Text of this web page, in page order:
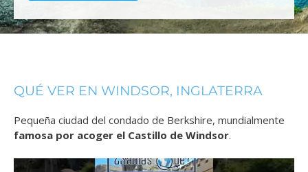
QUÉ VER EN WINDSOR, INGLATERRA
Pequeña ciudad del condado de Berkshire, mundialmente
famosa por acoger el Castillo de Windsor.